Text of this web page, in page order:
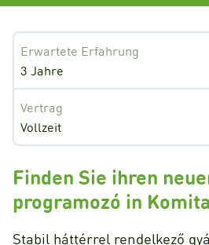
Erwartete Erfahrung
3 Jahre
Vertrag
Vollzeit
Finden Sie ihren
programozó in
Stabil háttérrel rendelkező